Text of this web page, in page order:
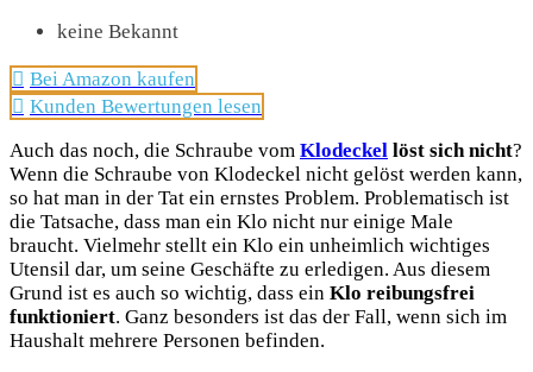
keine Bekannt
Bei Amazon kaufen
Kunden Bewertungen lesen
Auch das noch, die Schraube vom Klodeckel löst sich nicht?
Wenn die Schraube von Klodeckel nicht gelöst werden kann,
so hat man in der Tat ein ernstes Problem. Problematisch ist
die Tatsache, dass man ein Klo nicht nur einige Male
braucht. Vielmehr stellt ein Klo ein unheimlich wichtiges
Utensil dar, um seine Geschäfte zu erledigen. Aus diesem
Grund ist es auch so wichtig, dass ein Klo reibungsfrei
funktioniert. Ganz besonders ist das der Fall, wenn sich im
Haushalt mehrere Personen befinden.